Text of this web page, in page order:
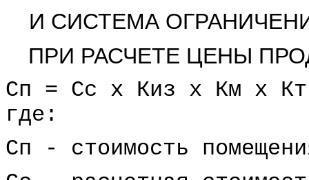
И СИСТЕМА
ПРИ РАСЧЕТЕ ЦЕНЫ
Сп = Сс х Киз х Км х
где:
Сп - стоимость